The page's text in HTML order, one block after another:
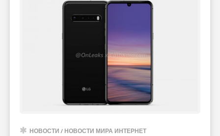
НОВОСТИ / НОВОСТИ МИРА ИНТЕРНЕТ